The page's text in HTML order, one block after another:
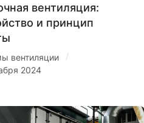
вентиляция:
и принцип
вентиляции /
2024